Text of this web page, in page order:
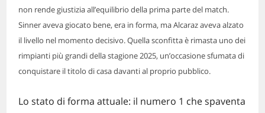
non rende giustizia all’equilibrio della prima parte del match.
Sinner aveva giocato bene, era in forma, ma Alcaraz aveva alzato
il livello nel momento decisivo. Quella sconfitta è rimasta uno dei
rimpianti più grandi della stagione 2025, un’occasione sfumata di
conquistare il titolo di casa davanti al proprio pubblico.
Lo stato di forma attuale: il numero 1 che spaventa